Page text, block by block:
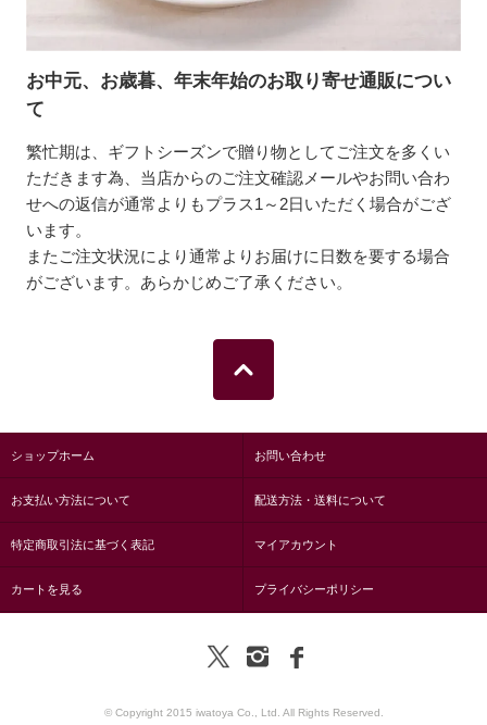
お中元、お歳暮、年末年始のお取り寄せ通販につい
て
繁忙期は、ギフトシーズンで贈り物としてご注文を多くい
ただきます為、当店からのご注文確認メールやお問い合わ
せへの返信が通常よりもプラス1～2日いただく場合がござ
います。
またご注文状況により通常よりお届けに日数を要する場合
がございます。あらかじめご了承ください。
ショップホーム お問い合わせ
お支払い方法について 配送方法・送料について
特定商取引法に基づく表記 マイアカウント
カートを見る プライバシーポリシー
© Copyright 2015 iwatoya Co., Ltd. All Rights Reserved.